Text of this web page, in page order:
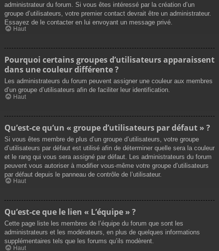
administrateur du forum. Si vous êtes intéressé par la création d’un
groupe d’utilisateurs, votre premier contact devrait être un administrateur.
Essayez de le contacter en lui envoyant un message privé.
Haut
Pourquoi certains groupes d’utilisateurs apparaissent
dans une couleur différente ?
Les administrateurs du forum peuvent assigner une couleur aux membres
d’un groupe d’utilisateurs afin de faciliter leur identification.
Haut
Qu’est-ce qu’un « groupe d’utilisateurs par défaut » ?
Si vous êtes membre de plus d’un groupe d’utilisateurs, votre groupe
d’utilisateurs par défaut est utilisé afin de déterminer quelle sera la couleur
et le rang qui vous sera assigné par défaut. Les administrateurs du forum
peuvent vous autoriser à modifier vous-même votre groupe d’utilisateurs
par défaut depuis le panneau de contrôle de l’utilisateur.
Haut
Qu’est-ce que le lien « L’équipe » ?
Cette page liste les membres de l’équipe du forum que sont les
administrateurs et les modérateurs, en plus de quelques informations
supplémentaires tels que les forums qu’ils modèrent.
Haut